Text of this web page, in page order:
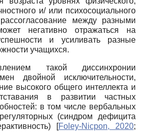
и/ или психосоциального
между разными
негативно отражаться на
и усиливать разные
учащихся.
такой диссинхронии
двойной исключительности,
высокого общего интеллекта и
в развитии частных
в том числе вербальных
(синдром дефицита
[Foley-Nicpon, 2020;